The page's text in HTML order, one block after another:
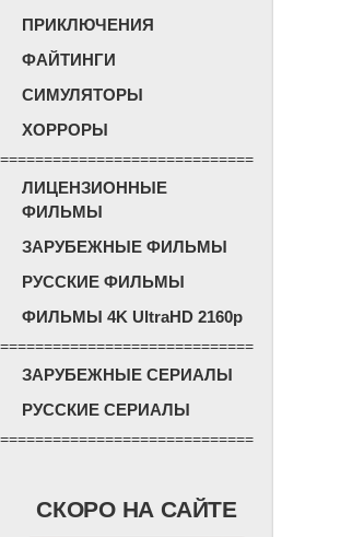
ПРИКЛЮЧЕНИЯ
ФАЙТИНГИ
СИМУЛЯТОРЫ
ХОРРОРЫ
=============================
ЛИЦЕНЗИОННЫЕ
ФИЛЬМЫ
ЗАРУБЕЖНЫЕ ФИЛЬМЫ
РУССКИЕ ФИЛЬМЫ
ФИЛЬМЫ 4K UltraHD 2160p
=============================
ЗАРУБЕЖНЫЕ СЕРИАЛЫ
РУССКИЕ СЕРИАЛЫ
=============================
СКОРО НА САЙТЕ